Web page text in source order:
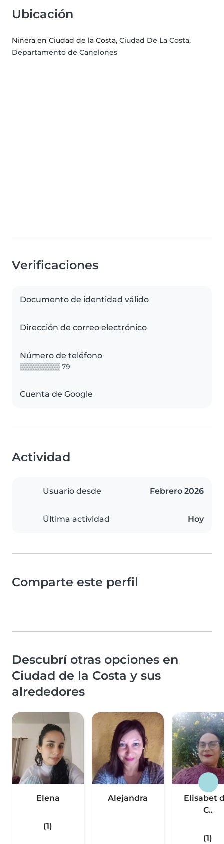
Ubicación
Niñera en Ciudad de la Costa, Ciudad De La Costa,
Departamento de Canelones
Verificaciones
Documento de identidad válido
Dirección de correo electrónico
Número de teléfono
▒▒▒▒▒▒▒▒ 79
Cuenta de Google
Actividad
Usuario desde Febrero 2026
Última actividad Hoy
Comparte este perfil
Descubrí otras opciones en
Ciudad de la Costa y sus
alrededores
Elena
(1)
Alejandra
Elisabet
C..
(1)